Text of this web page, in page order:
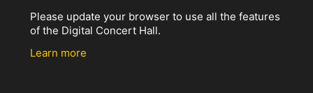
Please update your browser to use all the features
of the Digital Concert Hall.
Learn more